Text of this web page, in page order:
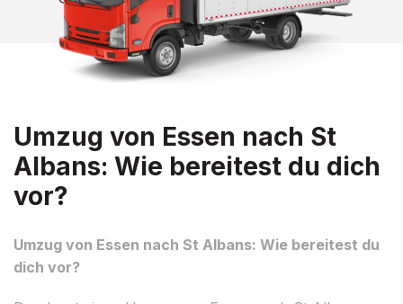
Umzug von Essen nach St
Albans: Wie bereitest du dich
vor?
Umzug von Essen nach St Albans: Wie bereitest du
dich vor?